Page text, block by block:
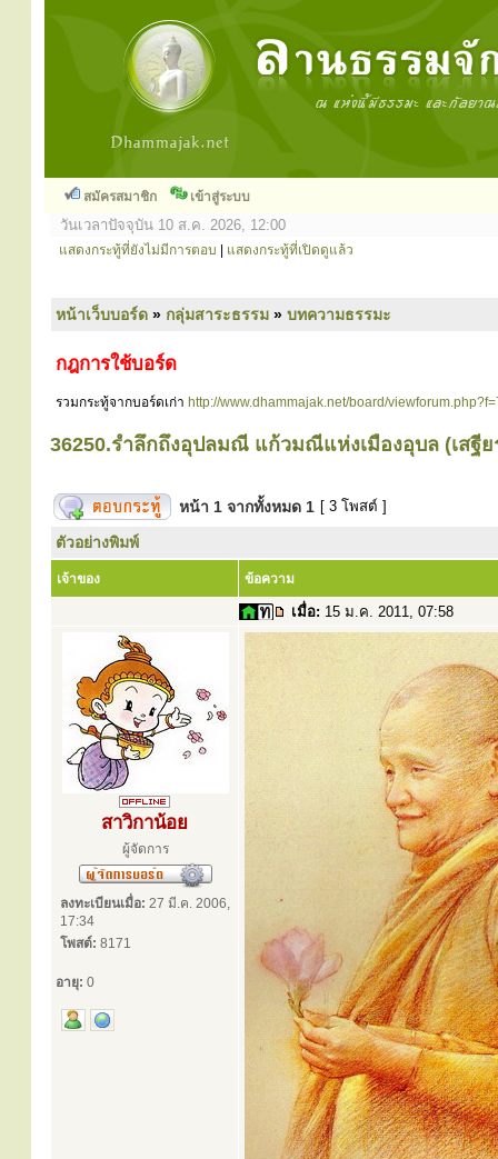
สมัครสมาชิก เข้าสู่ระบบ
วันเวลาปัจจุบัน 10 ส.ค. 2026, 12:00
แสดงกระทู้ที่ยังไม่มีการตอบ แสดงกระทู้ที่เปิดดูแล้ว
หน้าเว็บบอร์ด » กลุ่มสาระธรรม » บทความธรรมะ
กฎการใช้บอร์ด
รวมกระทู้จากบอร์ดเก่า http://www.dhammajak.net/board/
36250.รำลึกถึงอุปลมณี แก้วมณีแห่งเมืองอุบล (เสฐี
หน้า 1 จากทั้งหมด 1 [ 3 โพสต์ ]
ตัวอย่างพิมพ์
เจ้าของ ข้อความ
เมื่อ: 15 ม.ค. 2011, 07:58
สาวิกาน้อย
ผู้จัดการ
ลงทะเบียนเมื่อ: 27 มี.ค. 2006,
17:34
โพสต์: 8171
อายุ: 0